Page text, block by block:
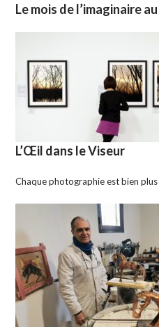
Le mois de l’imaginaire
L’Œil dans le Viseur
Chaque photographie est bien plus